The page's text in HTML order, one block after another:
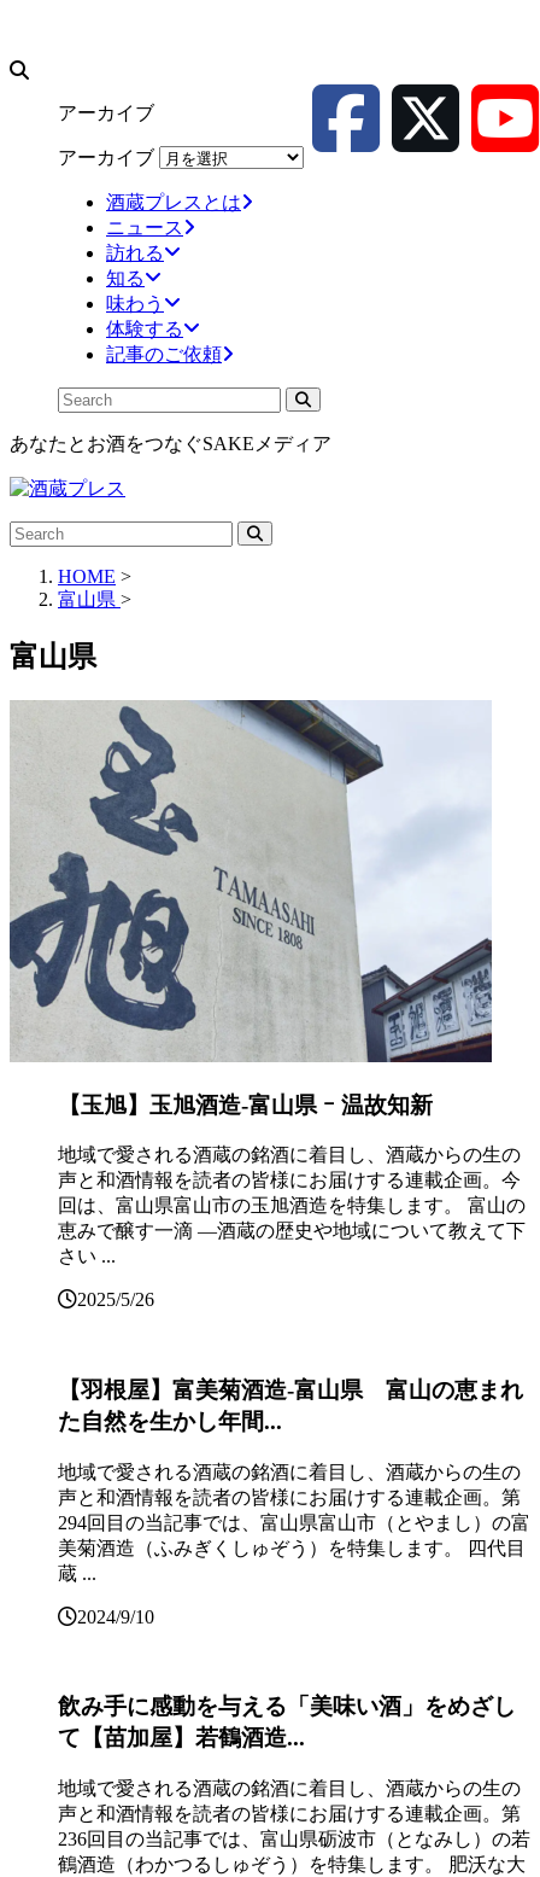
アーカイブ
アーカイブ
酒蔵プレスとは
ニュース
訪れる
知る
味わう
体験する
記事のご依頼
あなたとお酒をつなぐSAKEメディア
HOME >
富山県 >
富山県
【玉旭】玉旭酒造‐富山県 ｰ 温故知新
地域で愛される酒蔵の銘酒に着目し、酒蔵からの生の
声と和酒情報を読者の皆様にお届けする連載企画。今
回は、富山県富山市の玉旭酒造を特集します。 富山の
恵みで醸す一滴 ―酒蔵の歴史や地域について教えて下
さい ...
2025/5/26
【羽根屋】富美菊酒造‐富山県 富山の恵まれ
た自然を生かし年間...
地域で愛される酒蔵の銘酒に着目し、酒蔵からの生の
声と和酒情報を読者の皆様にお届けする連載企画。第
294回目の当記事では、富山県富山市（とやまし）の富
美菊酒造（ふみぎくしゅぞう）を特集します。 四代目
蔵 ...
2024/9/10
飲み手に感動を与える「美味い酒」をめざし
て【苗加屋】若鶴酒造...
地域で愛される酒蔵の銘酒に着目し、酒蔵からの生の
声と和酒情報を読者の皆様にお届けする連載企画。第
236回目の当記事では、富山県砺波市（となみし）の若
鶴酒造（わかつるしゅぞう）を特集します。 肥沃な大